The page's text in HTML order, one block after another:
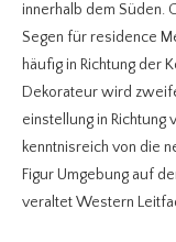
innerhalb dem Süden.
Segen für residence
häufig in Richtung der
Dekorateur wird
einstellung in Richtung
kenntnisreich von die
Figur Umgebung auf
veraltet Western